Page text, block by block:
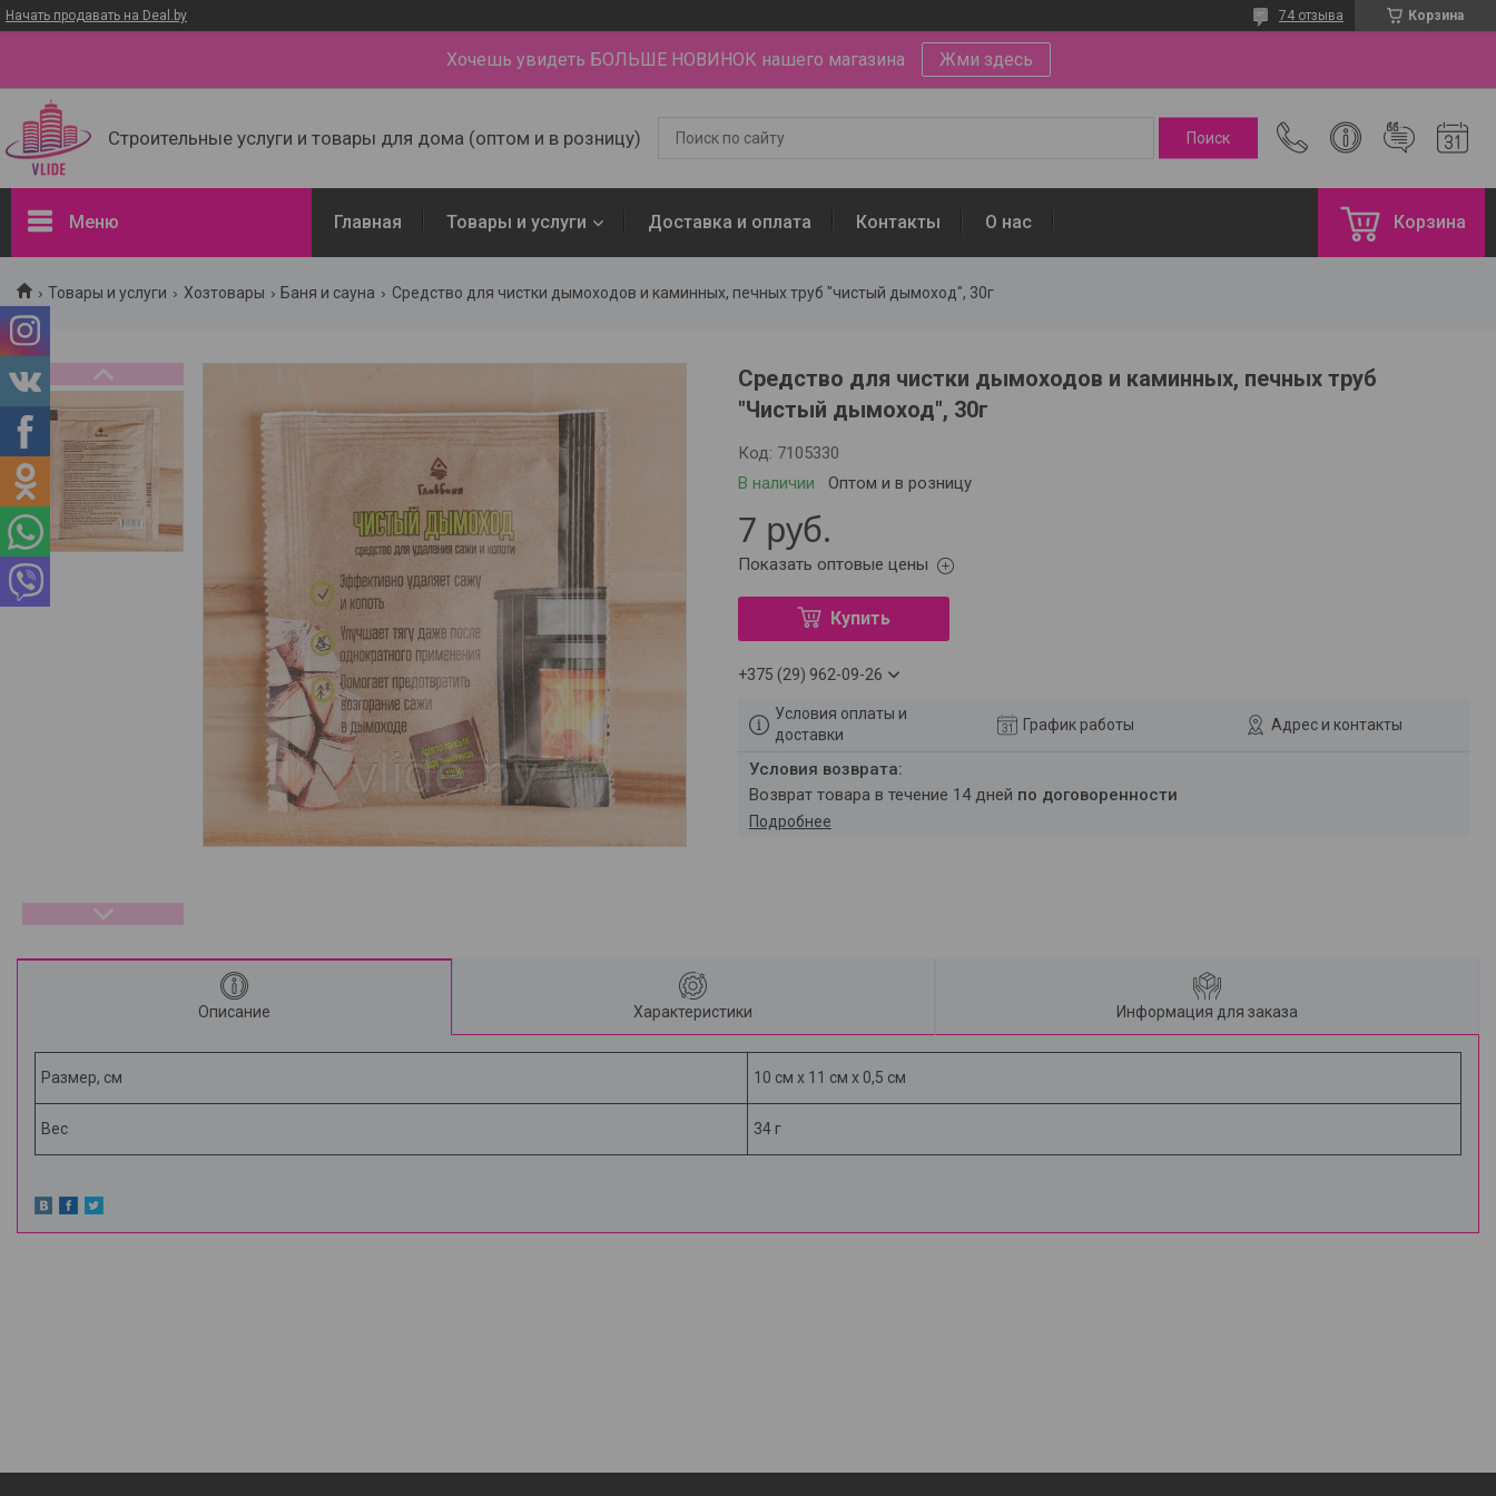
Начать продавать на Deal.by Корзина
74 отзыва
Хочешь увидеть БОЛЬШЕ НОВИНОК нашего магазина Жми здесь
Строительные услуги и товары для дома (оптом и в розницу)
Меню
Доставка и оплата
Наши контакты
О нас
Отзывы о компании
Портфолио - наши работы
Интересные статьи
Главная Товары и услуги Доставка и оплата Контакты О нас Корзина
Товары и услуги Хозтовары Баня и сауна Средство для чистки дымоходов и каминных, печных труб "чистый дымоход", 30г
Средство для чистки дымоходов и каминных, печных труб
"Чистый дымоход", 30г
В наличии Оптом и в розницу
Код: 7105330
7 руб.
Показать оптовые цены
Купить
+375 (29) 962-09-26
Условия оплаты и
доставки
График работы Адрес и контакты
возврат товара в течение 14 дней по договоренности
Подробнее
Описание Характеристики Информация для заказа
Размер, см 10 см х 11 см х 0,5 см
Вес 34 г